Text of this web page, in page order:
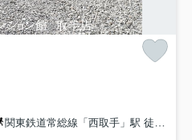
関東鉄道常総線「西取手」駅 徒歩32分